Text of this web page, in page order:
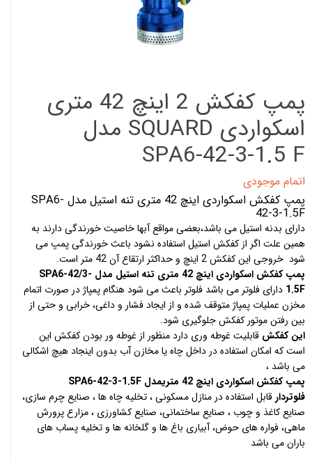
پمپ کفکش 2 اینچ 42 متری
اسکواردی SQUARD مدل
SPA6-42-3-1.5 F
اتمام موجودی
پمپ کفکش اسکواردی اینچ 42 متری تنه استیل مدل SPA6-
42-3-1.5F
دارای بدنه استیل می باشد،بعضی مواقع آبها خاصیت خورندگی دارند به
همین علت اگر از کفکش استیل استفاده نشود باعث خورندگی پمپ می
شود خروجی این کفکش 2 اینچ و حداکثر ارتقاع آن 42 متر است.
پمپ کفکش اسکواردی اینچ 42 متری تنه استیل مدل SPA6-42/3-
1.5F دارای فلوتر می باشد فلوتر باعث می شود هنگام پمپاژ در صورت اتمام
مخزن عملیات پمپاژ متوقف شده و از ایجاد فشار و داغی، خرابی و حتی از
بین رفتن موتور کفکش جلوگیری شود.
این کفکش قابلیت غوطه وری دارد منظور از غوطه ور بودن کفکش این
است که امکان استفاده در داخل چاه یا مخازن آب بدون اینجاد هیچ اشکالی
می باشد ،
پمپ کفکش اسکواردی اینچ 42 متریمدل SPA6-42-3-1.5F
فلوتردار قابل استفاده در منازل مسکونی ، تخلیه چاه ها ، صنایع چرم سازی،
صنایع کاغذ و چوب ، صنایع ساختمانی، صنایع کشاورزی ، مزارع پرورش
ماهی، فواره های حوض، آبیاری باغ ها و گلخانه ها و تخلیه پساب های
باران می باشد